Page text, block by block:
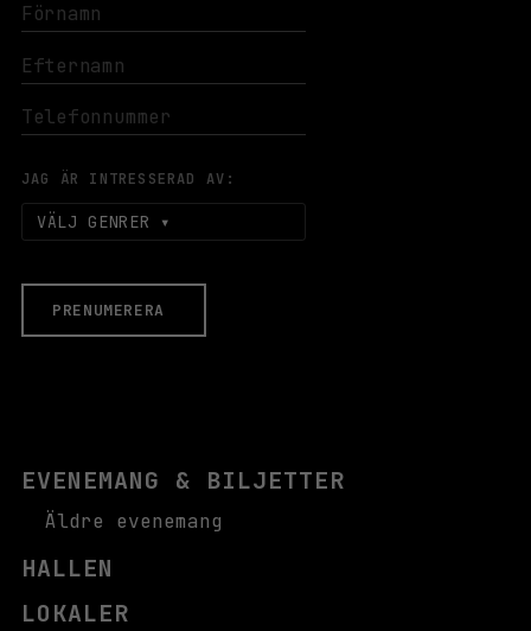
JAG ÄR INTRESSERAD AV:
VÄLJ GENRER
PRENUMERERA
EVENEMANG & BILJETTER
Äldre evenemang
HALLEN
LOKALER